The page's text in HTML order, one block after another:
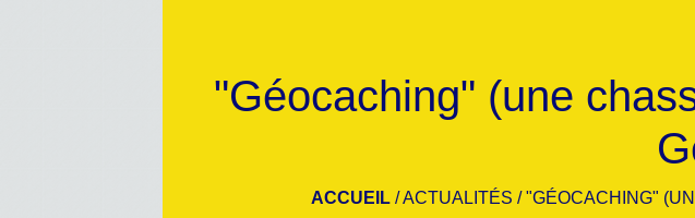
"Géocaching" (une
ACCUEIL/ACTUALITÉS /"GÉOCACHING"